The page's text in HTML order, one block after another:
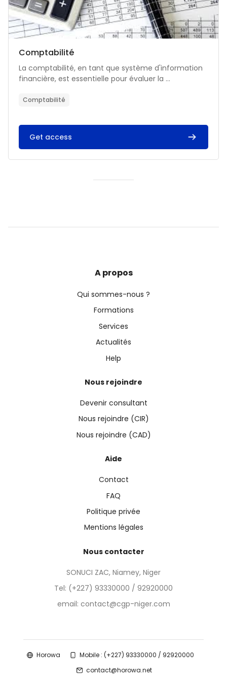
Catégorie de cours
Nom du cours
Comptabilité
Résumé du cours :
La comptabilité, en tant que système d'information
financière, est essentielle pour évaluer la ...
Comptabilité
Get access
A propos
Qui sommes-nous ?
Formations
Services
Actualités
Help
Nous rejoindre
Devenir consultant
Nous rejoindre (CIR)
Nous rejoindre (CAD)
Aide
Contact
FAQ
Politique privée
Mentions légales
Nous contacter
SONUCI ZAC, Niamey, Niger
Tel: (+227) 93330000 / 92920000
email: contact@cgp-niger.com
Horowa
Mobile : (+227) 93330000 / 92920000
contact@horowa.net